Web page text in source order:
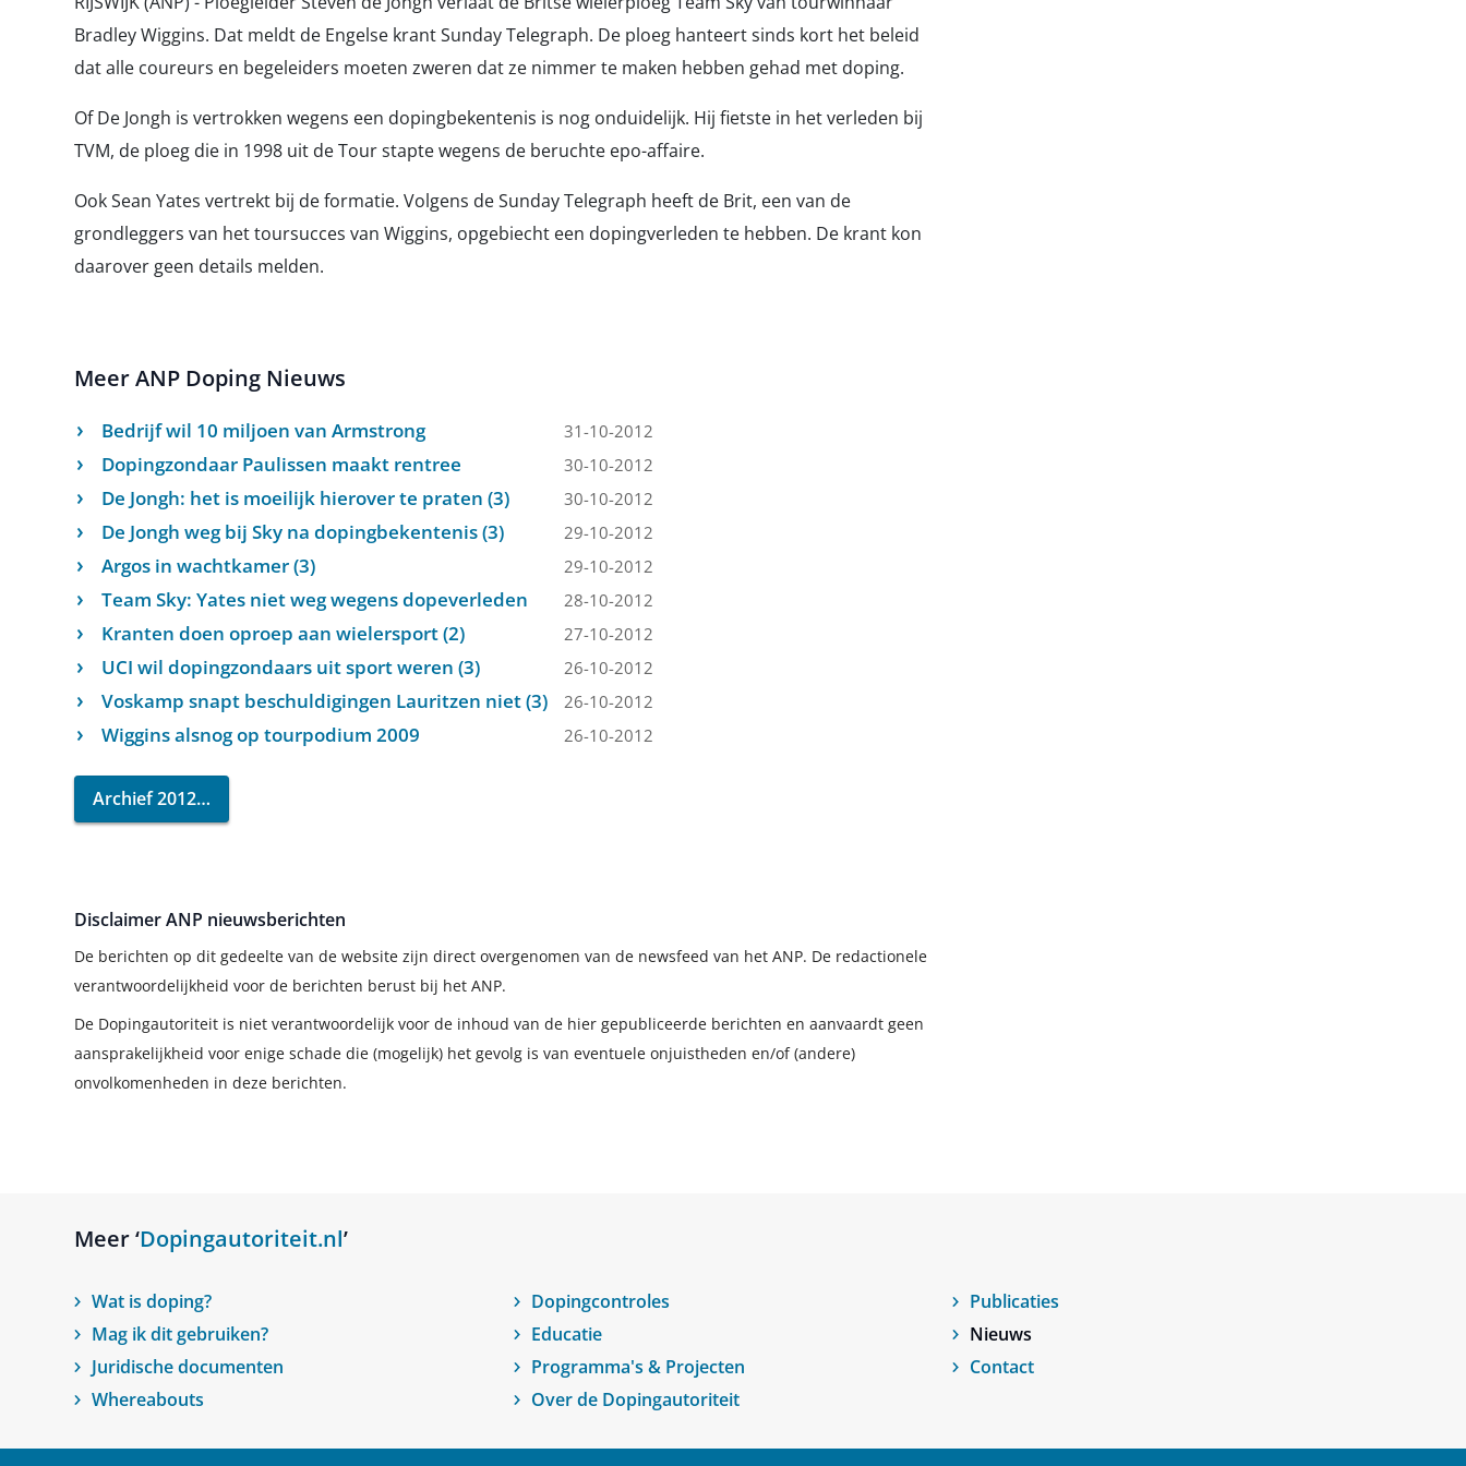
Bradley Wiggins. Dat meldt de Engelse krant Sunday Telegraph. De ploeg hanteert sinds kort het beleid
dat alle coureurs en begeleiders moeten zweren dat ze nimmer te maken hebben gehad met doping.
Of De Jongh is vertrokken wegens een dopingbekentenis is nog onduidelijk. Hij fietste in het verleden bij
TVM, de ploeg die in 1998 uit de Tour stapte wegens de beruchte epo-affaire.
Ook Sean Yates vertrekt bij de formatie. Volgens de Sunday Telegraph heeft de Brit, een van de
grondleggers van het toursucces van Wiggins, opgebiecht een dopingverleden te hebben. De krant kon
daarover geen details melden.
Meer ANP Doping Nieuws
Bedrijf wil 10 miljoen van Armstrong 31-10-2012
Dopingzondaar Paulissen maakt rentree 30-10-2012
De Jongh: het is moeilijk hierover te praten (3) 30-10-2012
De Jongh weg bij Sky na dopingbekentenis (3) 29-10-2012
Argos in wachtkamer (3) 29-10-2012
Team Sky: Yates niet weg wegens dopeverleden 28-10-2012
Kranten doen oproep aan wielersport (2) 27-10-2012
UCI wil dopingzondaars uit sport weren (3) 26-10-2012
Voskamp snapt beschuldigingen Lauritzen niet (3) 26-10-2012
Wiggins alsnog op tourpodium 2009 26-10-2012
Archief 2012
Disclaimer ANP nieuwsberichten
De berichten op dit gedeelte van de website zijn direct overgenomen van de newsfeed van het ANP. De redactionele
verantwoordelijkheid voor de berichten berust bij het ANP.
De Dopingautoriteit is niet verantwoordelijk voor de inhoud van de hier gepubliceerde berichten en aanvaardt geen
aansprakelijkheid voor enige schade die (mogelijk) het gevolg is van eventuele onjuistheden en/of (andere)
onvolkomenheden in deze berichten.
Meer ‘Dopingautoriteit.nl’
Wat is doping?
Mag ik dit gebruiken?
Juridische documenten
Whereabouts
Dopingcontroles
Educatie
Programma's & Projecten
Over de Dopingautoriteit
Publicaties
Nieuws
Contact